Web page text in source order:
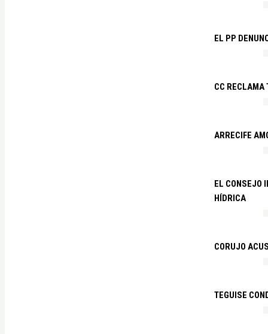
EL PP
CC RECLAMA
ARRECIFE
EL CONSEJO
HÍDRICA
CORUJO
TEGUISE